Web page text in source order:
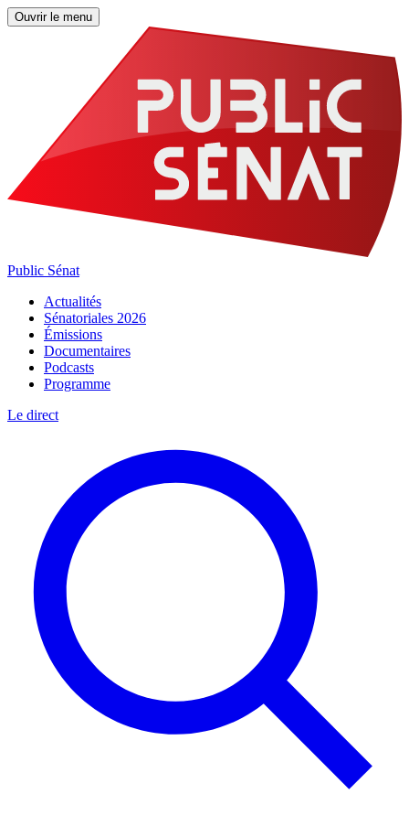
Ouvrir le menu
Public Sénat
Actualités
Sénatoriales 2026
Émissions
Documentaires
Podcasts
Programme
Le direct